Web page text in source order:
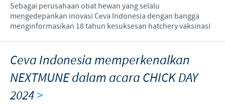
Sebagai perusahaan obat hewan yang selalu
mengedepankan inovasi Ceva Indonesia dengan bangga
menginformasikan 18 tahun kesuksesan hatchery vaksinasi
Ceva Indonesia memperkenalkan
NEXTMUNE dalam acara CHICK DAY
2024>